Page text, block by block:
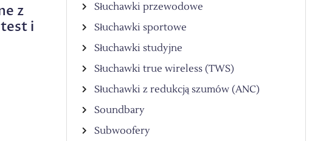
z
i
Słuchawki przewodowe
Słuchawki sportowe
Słuchawki studyjne
Słuchawki true wireless (TWS)
Słuchawki z redukcją szumów (ANC)
Soundbary
Subwoofery